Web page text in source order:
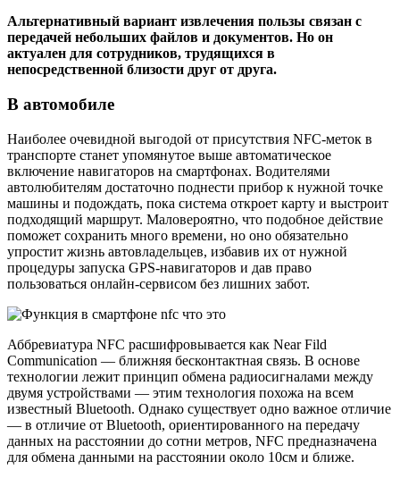
Альтернативный вариант извлечения пользы связан с
передачей небольших файлов и документов. Но он
актуален для сотрудников, трудящихся в
непосредственной близости друг от друга.
В автомобиле
Наиболее очевидной выгодой от присутствия NFC-меток в
транспорте станет упомянутое выше автоматическое
включение навигаторов на смартфонах. Водителями
автолюбителям достаточно поднести прибор к нужной точке
машины и подождать, пока система откроет карту и выстроит
подходящий маршрут. Маловероятно, что подобное действие
поможет сохранить много времени, но оно обязательно
упростит жизнь автовладельцев, избавив их от нужной
процедуры запуска GPS-навигаторов и дав право
пользоваться онлайн-сервисом без лишних забот.
Аббревиатура NFC расшифровывается как Near Fild
Communication — ближняя бесконтактная связь. В основе
технологии лежит принцип обмена радиосигналами между
двумя устройствами — этим технология похожа на всем
известный Bluetooth. Однако существует одно важное отличие
— в отличие от Bluetooth, ориентированного на передачу
данных на расстоянии до сотни метров, NFC предназначена
для обмена данными на расстоянии около 10см и ближе.